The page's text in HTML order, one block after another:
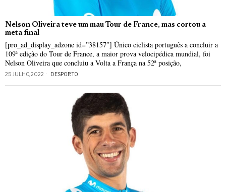
Nelson Oliveira teve um mau Tour de France, mas cortou a
meta final
[pro_ad_display_adzone id=”38157″] Único ciclista português a concluir a
109ª edição do Tour de France, a maior prova velocipédica mundial, foi
Nelson Oliveira que concluiu a Volta a França na 52ª posição,
25 JULHO, 2022 DESPORTO